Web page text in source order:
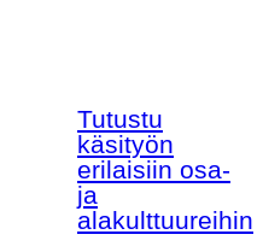
Tutustu
käsityön
erilaisiin osa-
ja
alakulttuureihin!